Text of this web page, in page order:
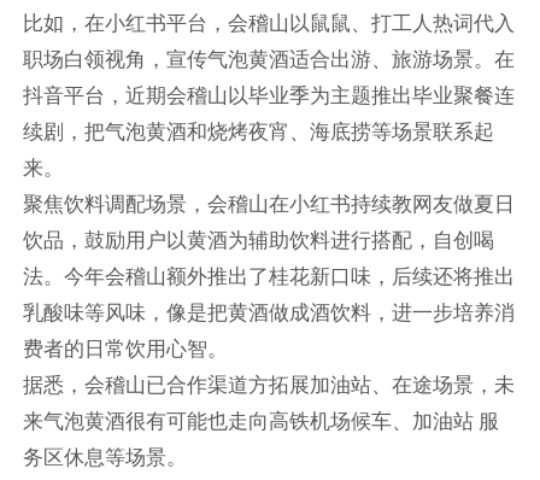
比如，在小红书平台，会稽山以鼠鼠、打工人热词代入
职场白领视角，宣传气泡黄酒适合出游、旅游场景。在
抖音平台，近期会稽山以毕业季为主题推出毕业聚餐连
续剧，把气泡黄酒和烧烤夜宵、海底捞等场景联系起
来。
聚焦饮料调配场景，会稽山在小红书持续教网友做夏日
饮品，鼓励用户以黄酒为辅助饮料进行搭配，自创喝
法。今年会稽山额外推出了桂花新口味，后续还将推出
乳酸味等风味，像是把黄酒做成酒饮料，进一步培养消
费者的日常饮用心智。
据悉，会稽山已合作渠道方拓展加油站、在途场景，未
来气泡黄酒很有可能也走向高铁机场候车、加油站 服
务区休息等场景。